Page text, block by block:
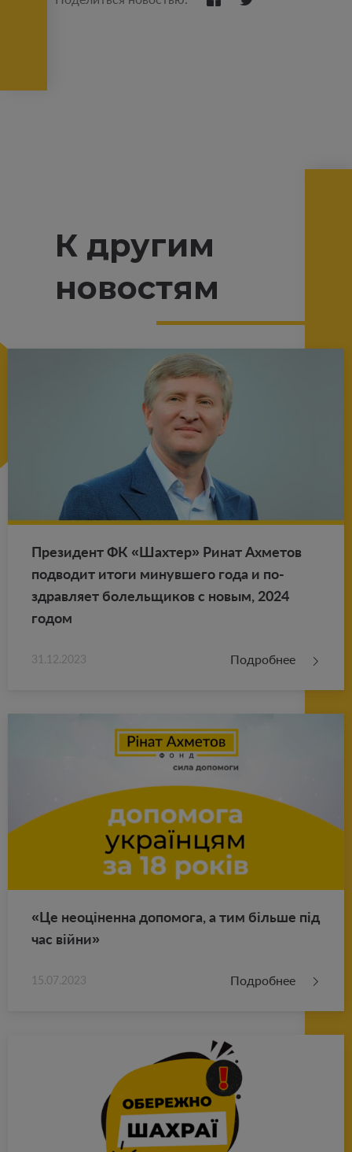
К другим
новостям
Пре­зи­дент ФК «Шах­тер» Ринат Ах­ме­тов
под­во­дит итоги ми­нув­ше­го года и по­
здрав­ля­ет бо­лель­щи­ков с новым, 2024
годом
31.12.2023 Подробнее
«Це неоціненна до­по­мо­га, а тим більше під
час війни»
15.07.2023 Подробнее